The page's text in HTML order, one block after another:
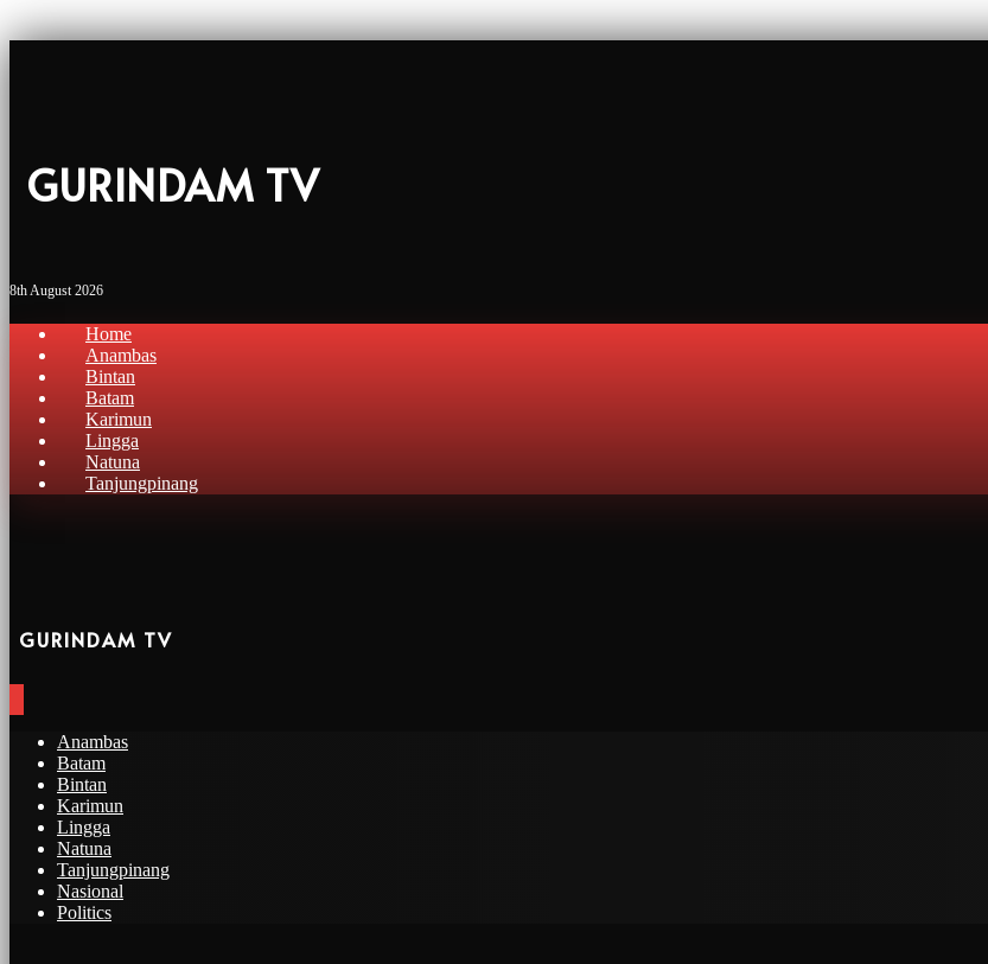
GURINDAM TV
8th August 2026
Home
Anambas
Bintan
Batam
Karimun
Lingga
Natuna
Tanjungpinang
GURINDAM TV
Anambas
Batam
Bintan
Karimun
Lingga
Natuna
Tanjungpinang
Nasional
Politics